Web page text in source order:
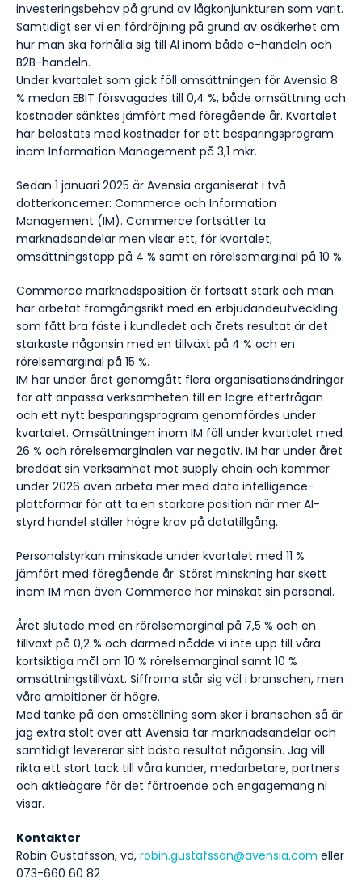
investeringsbehov på grund av lågkonjunkturen som varit.
Samtidigt ser vi en fördröjning på grund av osäkerhet om
hur man ska förhålla sig till AI inom både e-handeln och
B2B-handeln.
Under kvartalet som gick föll omsättningen för Avensia 8
% medan EBIT försvagades till 0,4 %, både omsättning och
kostnader sänktes jämfört med föregående år. Kvartalet
har belastats med kostnader för ett besparingsprogram
inom Information Management på 3,1 mkr.
Sedan 1 januari 2025 är Avensia organiserat i två
dotterkoncerner: Commerce och Information
Management (IM). Commerce fortsätter ta
marknadsandelar men visar ett, för kvartalet,
omsättningstapp på 4 % samt en rörelsemarginal på 10 %.
Commerce marknadsposition är fortsatt stark och man
har arbetat framgångsrikt med en erbjudandeutveckling
som fått bra fäste i kundledet och årets resultat är det
starkaste någonsin med en tillväxt på 4 % och en
rörelsemarginal på 15 %.
IM har under året genomgått flera organisationsändringar
för att anpassa verksamheten till en lägre efterfrågan
och ett nytt besparingsprogram genomfördes under
kvartalet. Omsättningen inom IM föll under kvartalet med
26 % och rörelsemarginalen var negativ. IM har under året
breddat sin verksamhet mot supply chain och kommer
under 2026 även arbeta mer med data intelligence-
plattformar för att ta en starkare position när mer AI-
styrd handel ställer högre krav på datatillgång.
Personalstyrkan minskade under kvartalet med 11 %
jämfört med föregående år. Störst minskning har skett
inom IM men även Commerce har minskat sin personal.
Året slutade med en rörelsemarginal på 7,5 % och en
tillväxt på 0,2 % och därmed nådde vi inte upp till våra
kortsiktiga mål om 10 % rörelsemarginal samt 10 %
omsättningstillväxt. Siffrorna står sig väl i branschen, men
våra ambitioner är högre.
Med tanke på den omställning som sker i branschen så är
jag extra stolt över att Avensia tar marknadsandelar och
samtidigt levererar sitt bästa resultat någonsin. Jag vill
rikta ett stort tack till våra kunder, medarbetare, partners
och aktieägare för det förtroende och engagemang ni
visar.
Kontakter
Robin Gustafsson, vd, robin.gustafsson@avensia.com eller
073-660 60 82